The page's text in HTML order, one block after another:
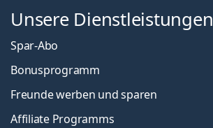
Unsere Dienstleistungen
Spar-Abo
Bonusprogramm
Freunde werben und sparen
Affiliate Programms